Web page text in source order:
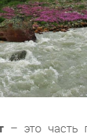
– это часть